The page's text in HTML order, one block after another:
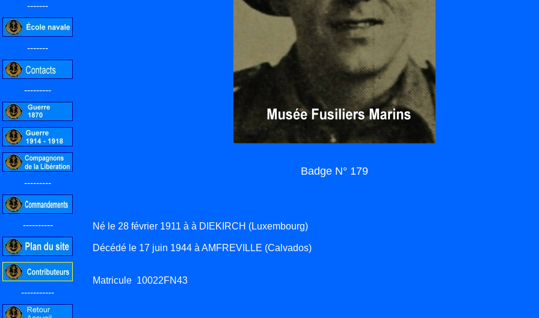
-------
-------
---------
---------
----------
-----------
Badge N° 179
Né le 28 février 1911 à à DIEKIRCH (Luxembourg)
Décédé le 17 juin 1944 à AMFREVILLE (Calvados)
Matricule 10022FN43